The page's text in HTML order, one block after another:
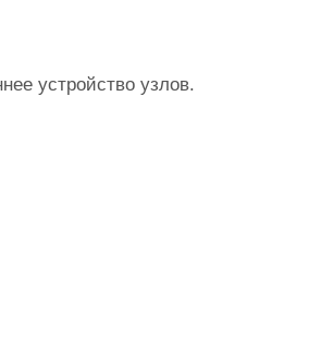
устройство узлов.